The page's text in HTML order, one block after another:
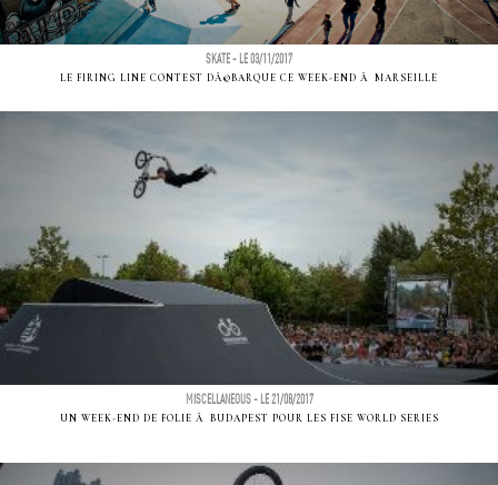
SKATE - LE 03/11/2017
LE FIRING LINE CONTEST DÃ©BARQUE CE WEEK-END Ã MARSEILLE
MISCELLANEOUS - LE 21/08/2017
UN WEEK-END DE FOLIE Ã BUDAPEST POUR LES FISE WORLD SERIES